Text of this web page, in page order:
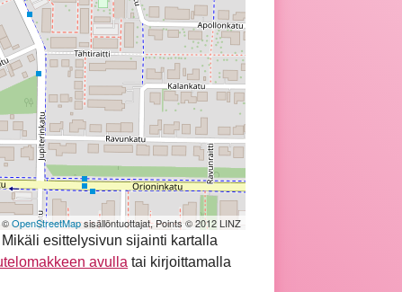
©OpenStreetMapsisällöntuottajat, Points © 2012 LINZ
esittelysivun sijainti kartalla
avulla tai kirjoittamalla